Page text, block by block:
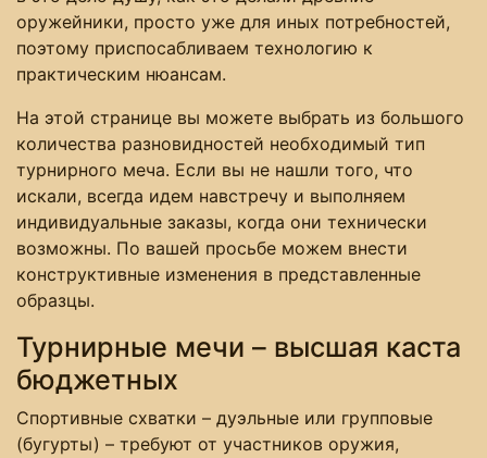
оружейники, просто уже для иных потребностей,
поэтому приспосабливаем технологию к
практическим нюансам.
На этой странице вы можете выбрать из большого
количества разновидностей необходимый тип
турнирного меча. Если вы не нашли того, что
искали, всегда идем навстречу и выполняем
индивидуальные заказы, когда они технически
возможны. По вашей просьбе можем внести
конструктивные изменения в представленные
образцы.
Турнирные мечи – высшая каста
бюджетных
Спортивные схватки – дуэльные или групповые
(бугурты) – требуют от участников оружия,